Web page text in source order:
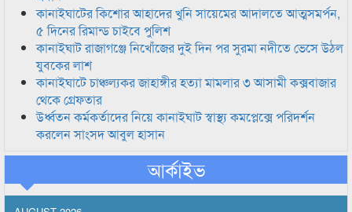
কানাইঘাটের কিশোর আহাদের খুনি সায়েমের আদালতে আত্মসমর্পন,
৫ দিনের রিমান্ড চাইবে পুলিশ
কানাইঘাট রাজাগঞ্জে নিখোঁজের দুই দিন পর সুরমা নদীতে ভেসে উঠল
যুবকের লাশ
কানাইঘাটে চাঞ্চল্যকর জাহাঙ্গীর হত্যা মামলার ৩ আসামী কক্সবাজার
থেকে গ্রেফতার
উর্ধ্বতন কর্মকর্তাদের নিয়ে কানাইঘাট স্বাস্থ্য কমপ্লেক্সে পরিদর্শন
করলেন সাংসদ আবুল হাসান
আর্কাইভ